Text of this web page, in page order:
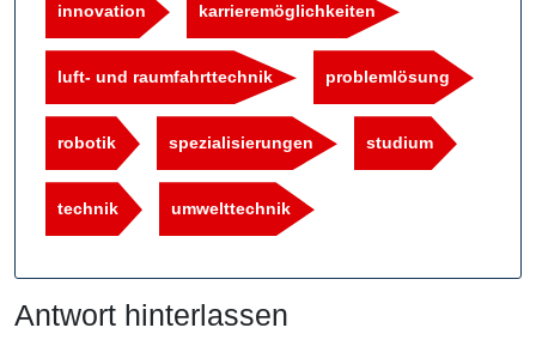
innovation karrieremöglichkeiten
luft- und raumfahrttechnik problemlösung
robotik spezialisierungen studium
technik umwelttechnik
Antwort hinterlassen